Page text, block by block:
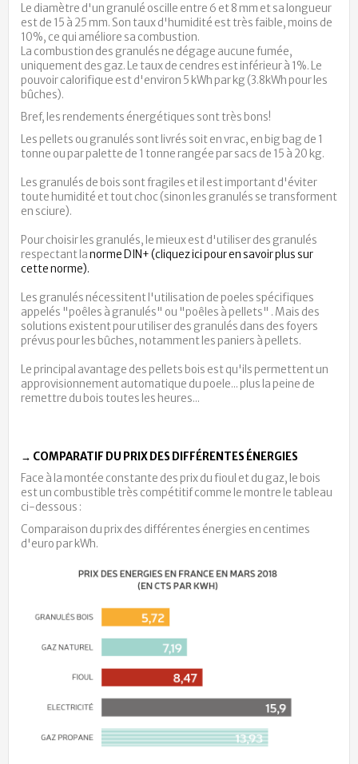
Le diamètre d'un granulé oscille entre 6 et 8 mm et sa longueur
est de 15 à 25 mm. Son taux d'humidité est très faible, moins de
10%, ce qui améliore sa combustion.
La combustion des granulés ne dégage aucune fumée,
uniquement des gaz. Le taux de cendres est inférieur à 1%. Le
pouvoir calorifique est d'environ 5 kWh par kg (3.8kWh pour les
bûches).
Bref, les rendements énergétiques sont très bons!
Les pellets ou granulés sont livrés soit en vrac, en big bag de 1
tonne ou par palette de 1 tonne rangée par sacs de 15 à 20 kg.
Les granulés de bois sont fragiles et il est important d'éviter
toute humidité et tout choc (sinon les granulés se transforment
en sciure).
Pour choisir les granulés, le mieux est d'utiliser des granulés
respectant lanorme DIN+ (cliquez ici pour en savoir plus sur
cette norme).
Les granulés nécessitent l'utilisation de poeles spécifiques
appelés "poêles à granulés" ou "poêles à pellets" . Mais des
solutions existent pour utiliser des granulés dans des foyers
prévus pour les bûches, notamment les paniers à pellets.
Le principal avantage des pellets bois est qu'ils permettent un
approvisionnement automatique du poele... plus la peine de
remettre du bois toutes les heures...
→ COMPARATIF DU PRIX DES DIFFÉRENTES ÉNERGIES
Face à la montée constante des prix du fioul et du gaz, le bois
est un combustible très compétitif comme le montre le tableau
ci-dessous :
Comparaison du prix des différentes énergies en centimes
d'euro par kWh.